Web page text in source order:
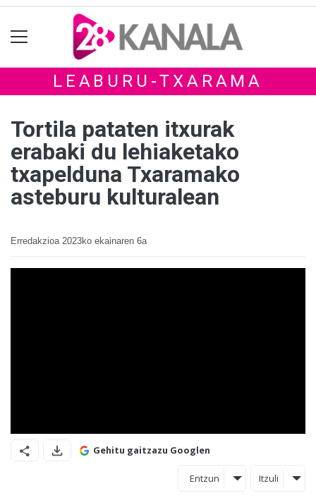
LEABURU-TXARAMA
Tortila pataten itxurak
erabaki du lehiaketako
txapelduna Txaramako
asteburu kulturalean
Erredakzioa 2023ko ekainaren 6a
Gehitu gaitzazu Googlen
Entzun Itzuli